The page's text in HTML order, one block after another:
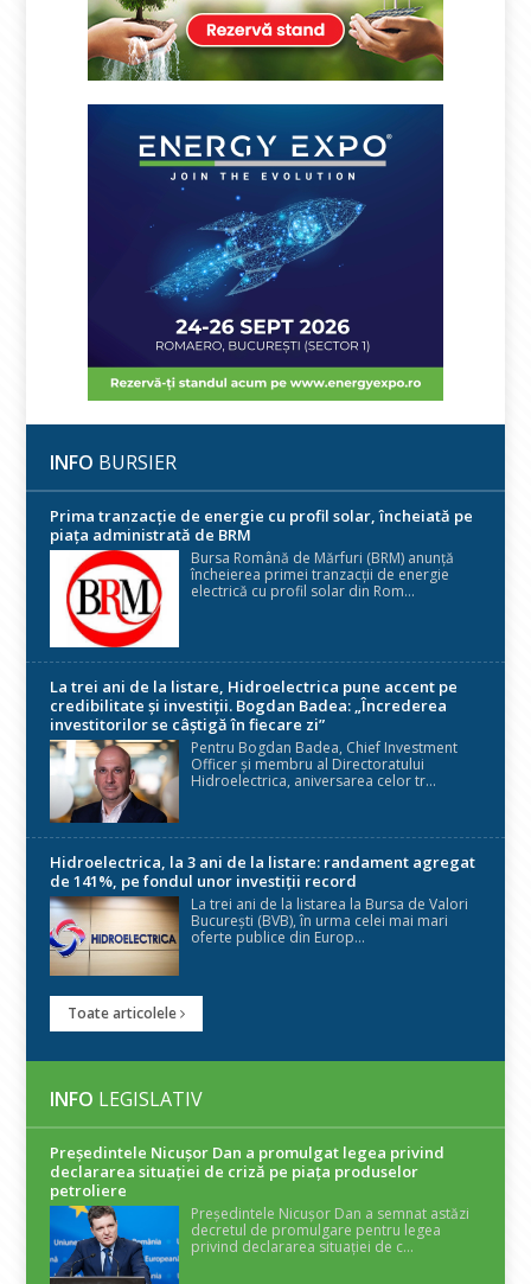
INFO BURSIER
Prima tranzacție de energie cu profil solar, încheiată pe
piața administrată de BRM
Bursa Română de Mărfuri (BRM) anunță
încheierea primei tranzacții de energie
electrică cu profil solar din Rom...
La trei ani de la listare, Hidroelectrica pune accent pe
credibilitate și investiții. Bogdan Badea: „Încrederea
investitorilor se câștigă în fiecare zi”
Pentru Bogdan Badea, Chief Investment
Officer și membru al Directoratului
Hidroelectrica, aniversarea celor tr...
Hidroelectrica, la 3 ani de la listare: randament agregat
de 141%, pe fondul unor investiții record
La trei ani de la listarea la Bursa de Valori
București (BVB), în urma celei mai mari
oferte publice din Europ...
Toate articolele
INFO LEGISLATIV
Președintele Nicuşor Dan a promulgat legea privind
declararea situaţiei de criză pe piaţa produselor
petroliere
Președintele Nicușor Dan a semnat astăzi
decretul de promulgare pentru legea
privind declararea situației de c...